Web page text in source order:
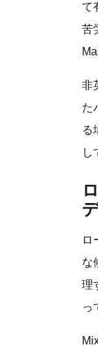
て
苦
非
た
る
し
ロ
な
理
っ